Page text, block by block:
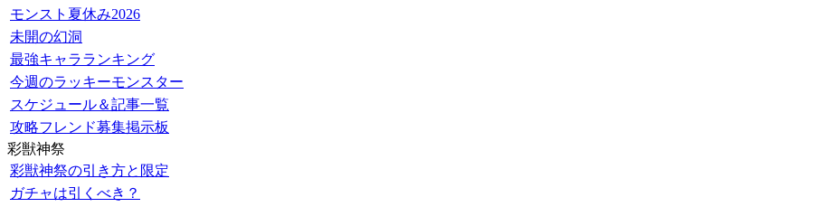
モンスト夏休み2026
未開の幻洞
最強キャラランキング
今週のラッキーモンスター
スケジュール＆記事一覧
攻略フレンド募集掲示板
彩獣神祭
彩獣神祭の引き方と限定
ガチャは引くべき？